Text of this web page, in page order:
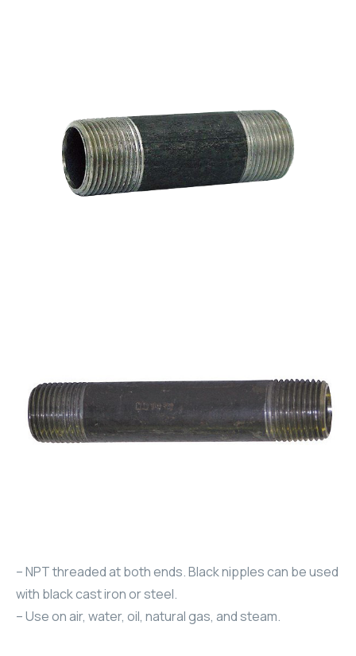
– NPT threaded at both ends. Black nipples can be used
with black cast iron or steel.
– Use on air, water, oil, natural gas, and steam.